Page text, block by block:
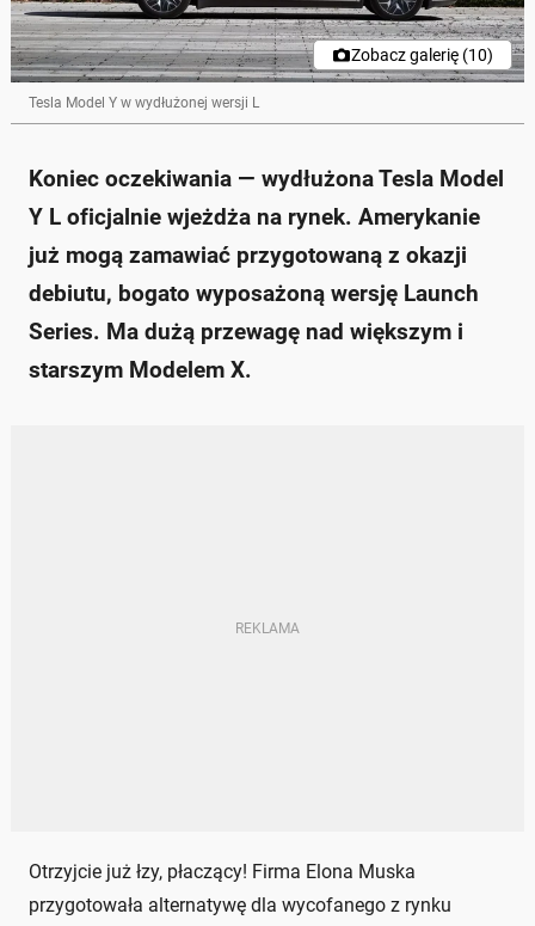
Nowy model wyposażony jest w akumulator o
pojemności 88 kWh, zapewniający zasięg około 523
km.
specjalną wersję Launch Series.
Zobacz galerię (10)
Tesla Model Y w wydłużonej wersji L
Koniec oczekiwania — wydłużona Tesla Model
Y L oficjalnie wjeżdża na rynek. Amerykanie
już mogą zamawiać przygotowaną z okazji
debiutu, bogato wyposażoną wersję Launch
Series. Ma dużą przewagę nad większym i
starszym Modelem X.
Otrzyjcie już łzy, płaczący! Firma Elona Muska
przygotowała alternatywę dla wycofanego z rynku